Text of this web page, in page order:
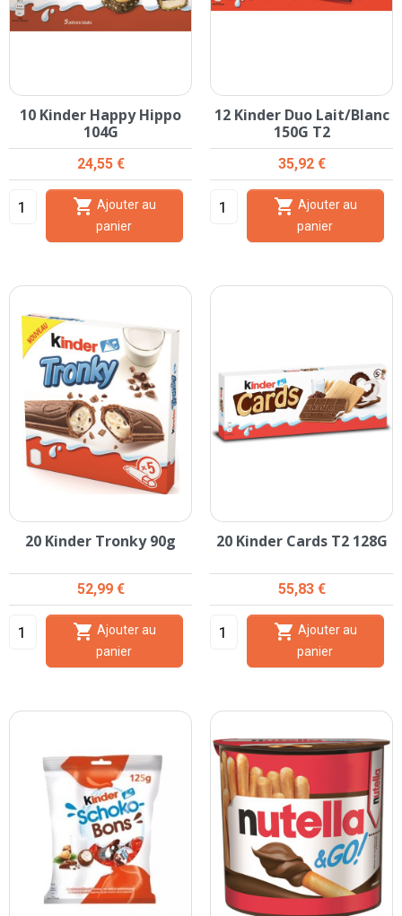
10 Kinder Happy Hippo
104G
Prix
24,55 €

panier
12 Kinder Duo Lait/Blanc
150G T2
Prix
35,92 €

panier
20 Kinder Tronky 90g
Prix
52,99 €

panier
20 Kinder Cards T2 128G
Prix
55,83 €

panier